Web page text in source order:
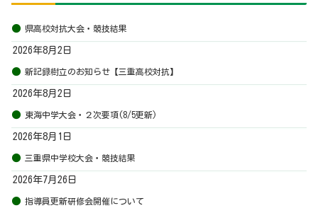
県高校対抗大会・競技結果
2026年8月2日
新記録樹立のお知らせ【三重高校対抗】
2026年8月2日
東海中学大会・２次要項(8/5更新)
2026年8月1日
三重県中学校大会・競技結果
2026年7月26日
指導員更新研修会開催について